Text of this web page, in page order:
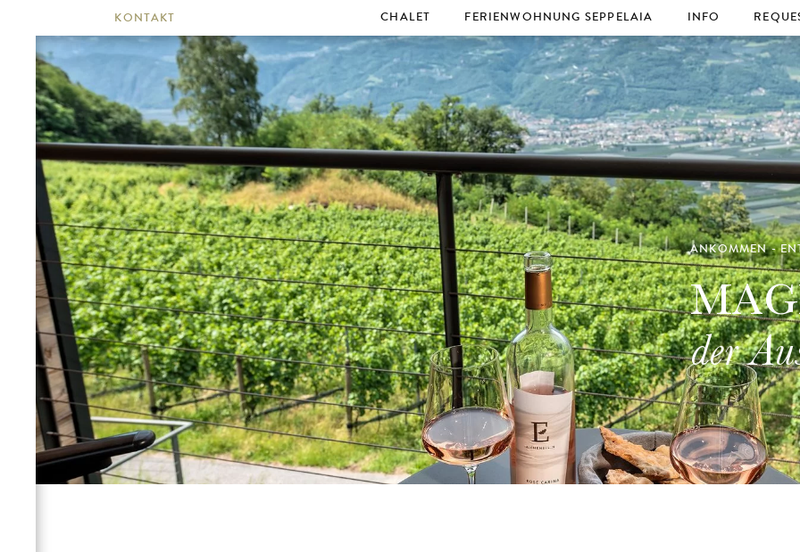
KONTAKT CHALET
Relaxation
Rates
Booking
FERIENWOHNUNG SEPPELAIA
Booking
INFO
Explore
Location & arrival
Impressions
ANKOMMEN -
der